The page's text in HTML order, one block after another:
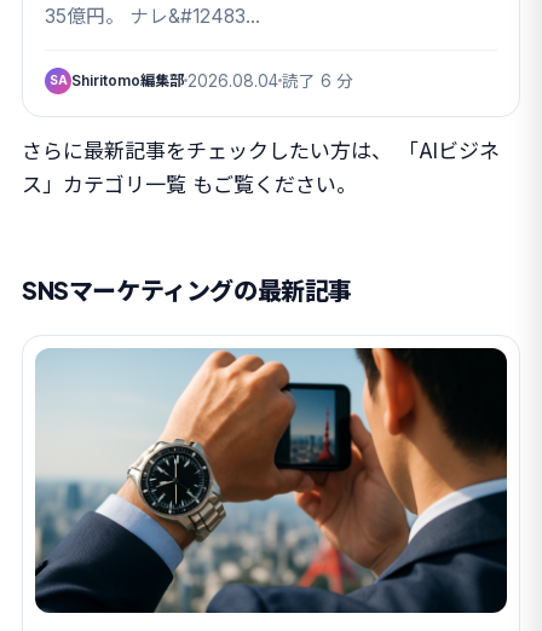
35億円。 ナレ&#12483…
SA Shiritomo編集部 2026.08.04読了 6 分
さらに最新記事をチェックしたい方は、
「AIビジネ
ス」カテゴリ一覧 もご覧ください。
SNSマーケティングの最新記事